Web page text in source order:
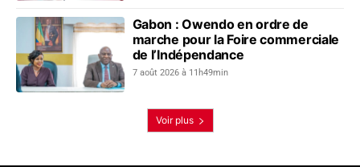
Gabon : Owendo en ordre de
marche pour la Foire commerciale
de l’Indépendance
7 août 2026 à 11h49min
Voir plus